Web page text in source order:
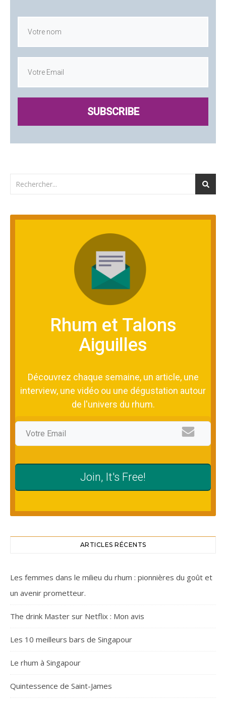
SUBSCRIBE
Rhum et Talons
Aiguilles
Découvrez chaque semaine, un article, une
interview, une vidéo ou une dégustation autour
de l'univers du rhum.
Join, It's Free!
ARTICLES RÉCENTS
Les femmes dans le milieu du rhum : pionnières du goût et
un avenir prometteur.
The drink Master sur Netflix : Mon avis
Les 10 meilleurs bars de Singapour
Le rhum à Singapour
Quintessence de Saint-James